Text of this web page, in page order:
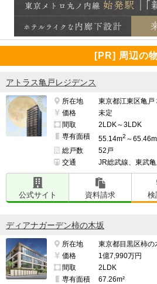
[PR] 周辺の
アトラス亀戸レジデンス
所在地
東京都江東区亀戸
価格
未定
間取
2LDK～3LDK
専有面積
55.14m2 ～65.46m
総戸数
52戸
交通
JR総武線、東武
公式サイト 資料請求 検
ディアナガーデン柿の木坂
所在地
東京都目黒区柿の
価格
1億7,990万円
間取
2LDK
専有面積
67.26m²